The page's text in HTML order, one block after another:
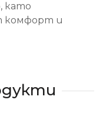
като
комфорт и